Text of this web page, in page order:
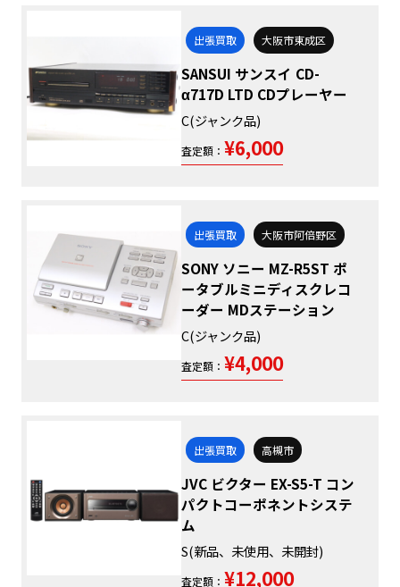
出張買取 大阪市東成区
SANSUI サンスイ CD-
α717D LTD CDプレーヤー
C(ジャンク品)
査定額： ¥6,000
出張買取 大阪市阿倍野区
SONY ソニー MZ-R5ST ポ
ータブルミニディスクレコ
ーダー MDステーション
C(ジャンク品)
査定額： ¥4,000
出張買取 高槻市
JVC ビクター EX-S5-T コン
パクトコーポネントシステ
ム
S(新品、未使用、未開封)
査定額： ¥12,000